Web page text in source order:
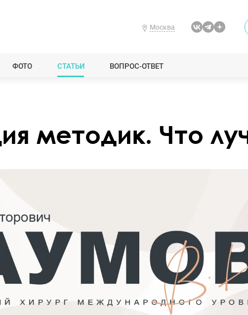
Москва
ФОТО СТАТЬИ ВОПРОС-ОТВЕТ
методик. Что